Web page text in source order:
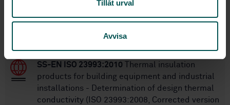
Tillåt urval
Avvisa
SS-EN ISO 12241:2022Thermal insulation for
SS-EN ISO 23993:2010 Thermal insulation
products for building equipment and industrial
installations - Determination of design thermal
conductivity (ISO 23993:2008, Corrected version